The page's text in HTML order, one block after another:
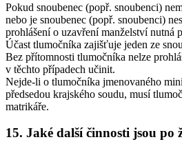
Pokud snoubenec (popř. snoubenci)
nebo je snoubenec (popř. snoubenci)
prohlášení o uzavření manželství nutná
Účast tlumočníka zajišťuje jeden ze
Bez přítomnosti tlumočníka nelze
v těchto případech učinit.
Nejde-li o tlumočníka jmenovaného
předsedou krajského soudu, musí
matrikáře.
15. Jaké další činnosti jsou po